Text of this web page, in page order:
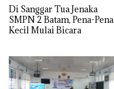
Di Sanggar Tua Jenaka
SMPN 2 Batam, Pena-Pena
Kecil Mulai Bicara